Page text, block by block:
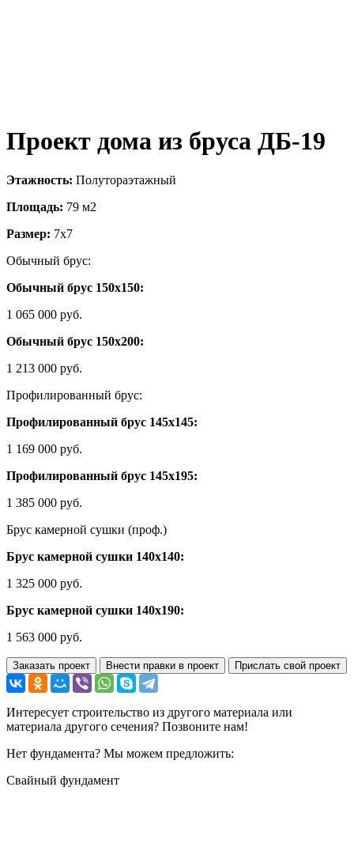
Проект дома из бруса ДБ-19
Этажность: Полутораэтажный
Площадь: 79 м2
Размер: 7х7
Обычный брус:
Обычный брус 150х150:
1 065 000 руб.
Обычный брус 150х200:
1 213 000 руб.
Профилированный брус:
Профилированный брус 145х145:
1 169 000 руб.
Профилированный брус 145х195:
1 385 000 руб.
Брус камерной сушки (проф.)
Брус камерной сушки 140х140:
1 325 000 руб.
Брус камерной сушки 140х190:
1 563 000 руб.
Заказать проект Внести правки в проект Прислать свой проект
Интересует строительство из другого материала или
материала другого сечения? Позвоните нам!
Нет фундамента? Мы можем предложить:
Свайный фундамент